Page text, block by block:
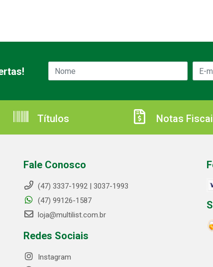
Títulos Notas
Fale Conosco
(47) 3337-1992 | 3037-1993
(47) 99126-1587
loja@multilist.com.br
Redes Sociais
Instagram